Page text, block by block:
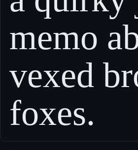
memo
vexed
foxes.